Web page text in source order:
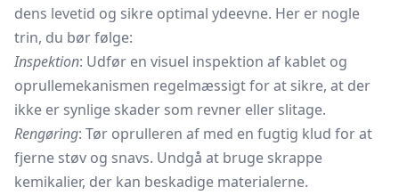
dens levetid og sikre optimal ydeevne. Her er nogle
trin, du bør følge:
Inspektion: Udfør en visuel inspektion af kablet og
oprullemekanismen regelmæssigt for at sikre, at der
ikke er synlige skader som revner eller slitage.
Rengøring: Tør oprulleren af med en fugtig klud for at
fjerne støv og snavs. Undgå at bruge skrappe
kemikalier, der kan beskadige materialerne.